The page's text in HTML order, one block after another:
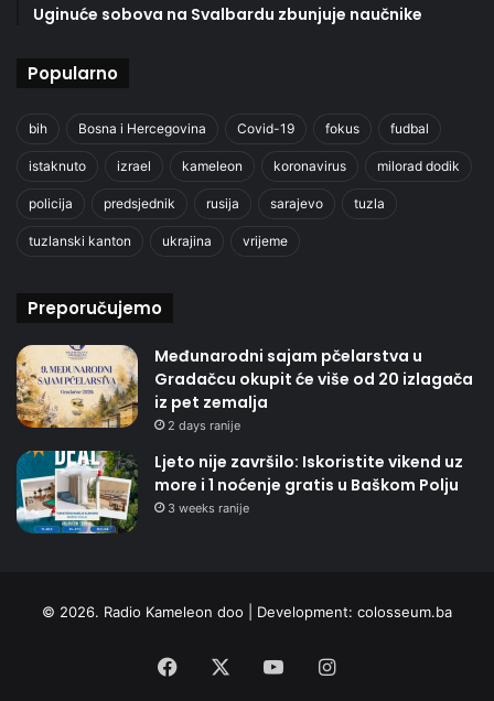
Uginuće sobova na Svalbardu zbunjuje naučnike
Popularno
bih Bosna i Hercegovina Covid-19 fokus fudbal
istaknuto izrael kameleon koronavirus milorad dodik
policija predsjednik rusija sarajevo tuzla
tuzlanski kanton ukrajina vrijeme
Preporučujemo
Međunarodni sajam pčelarstva u
Gradačcu okupit će više od 20 izlagača
iz pet zemalja
2 days ranije
Ljeto nije završilo: Iskoristite vikend uz
more i 1 noćenje gratis u Baškom Polju
3 weeks ranije
© 2026. Radio Kameleon doo | Development: colosseum.ba
Facebook YouTubeInstagram